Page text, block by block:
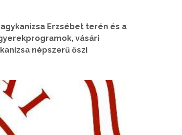
Erzsébet terén és a
vásári
népszerű őszi